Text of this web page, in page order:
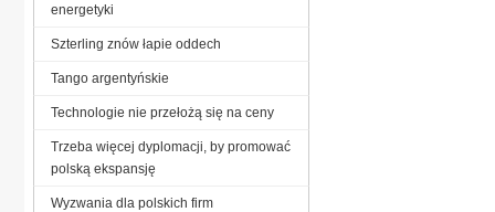
energetyki
Szterling znów łapie oddech
Tango argentyńskie
Technologie nie przełożą się na ceny
Trzeba więcej dyplomacji, by promować
polską ekspansję
Wyzwania dla polskich firm